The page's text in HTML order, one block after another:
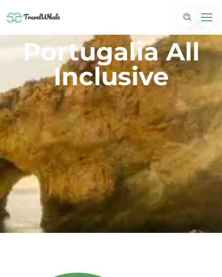
Portugalia All
Inclusive